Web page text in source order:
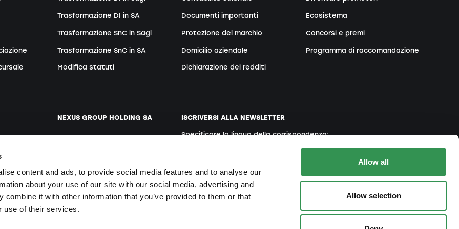
content and ads, to provide social media features and to analyse our
about your use of our site with our social media, advertising and
combine it with other information that you’ve provided to them or that
use of their services.
Allow all
Allow selection
Trasformazione DI in SA
Trasformazione SnC in Sagl
Trasformazione SnC in SA
Modifica statuti
Documenti importanti
Protezione del marchio
Domicilio aziendale
Dichiarazione dei redditi
Ecosistema
Concorsi e premi
Programma di raccomandazione
NEXUS GROUP HOLDING SA ISCRIVERSI ALLA NEWSLETTER
Specificare la lingua della corrispondenza:
Francese Italiano
Iscrivendosi si accetta la nostra Informativa sulla Privacy